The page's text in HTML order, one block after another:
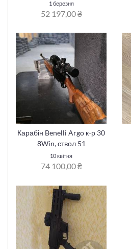
1 березня
52 197,00 ₴
Карабін Benelli Argo к-р 30
8Win, ствол 51
10 квітня
74 100,00 ₴